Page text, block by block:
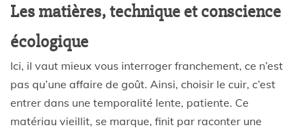
Les matières, technique et conscience
écologique
Ici, il vaut mieux vous interroger franchement, ce n’est
pas qu’une affaire de goût. Ainsi, choisir le cuir, c’est
entrer dans une temporalité lente, patiente. Ce
matériau vieillit, se marque, finit par raconter une